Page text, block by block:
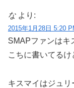
な より:
2015年1月28日 5:20
SMAPファンはキ
こちに書いてる
キスマイはジュ